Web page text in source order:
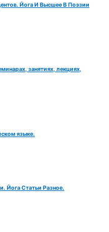
Йога И Высшее В Поэзии
занятиях, лекциях,
языке.
Йога Статьи Разное.